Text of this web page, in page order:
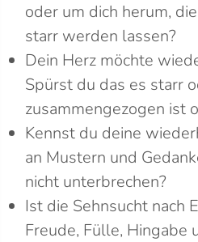
oder um dich herum,
starr werden lassen?
Dein Herz möchte
Spürst du das es starr
zusammengezogen ist
Kennst du deine
an Mustern und
nicht unterbrechen?
Ist die Sehnsucht nach
Freude, Fülle, Hingabe